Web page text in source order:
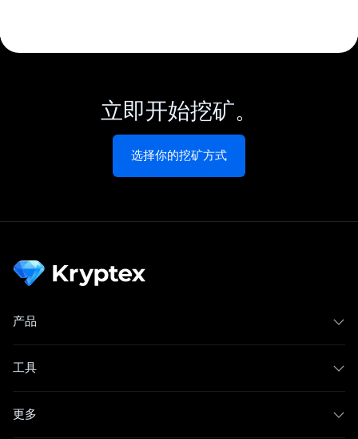
立即开始挖矿。
选择你的挖矿方式
产品
工具
更多